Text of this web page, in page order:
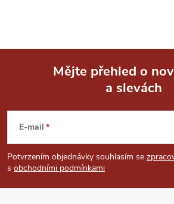
u
p
a
Mějte přehled o
a slevách
E-mail
Potvrzením objednávky souhlasím se
s obchodními podmínkami